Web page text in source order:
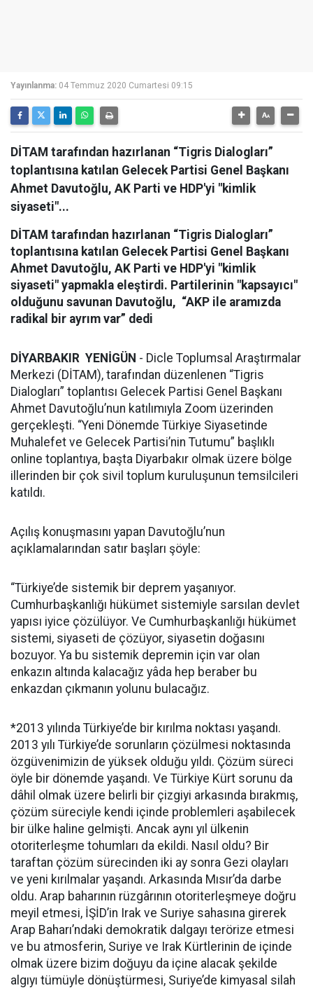
Yayınlanma: 04 Temmuz 2020 Cumartesi 09:15
DİTAM tarafından hazırlanan “Tigris Dialogları”
toplantısına katılan Gelecek Partisi Genel Başkanı
Ahmet Davutoğlu, AK Parti ve HDP'yi "kimlik
siyaseti"...
DİTAM tarafından hazırlanan “Tigris Dialogları”
toplantısına katılan Gelecek Partisi Genel Başkanı
Ahmet Davutoğlu, AK Parti ve HDP'yi "kimlik
siyaseti" yapmakla eleştirdi. Partilerinin "kapsayıcı"
olduğunu savunan Davutoğlu, “AKP ile aramızda
radikal bir ayrım var” dedi
DİYARBAKIR YENİGÜN - Dicle Toplumsal Araştırmalar
Merkezi (DİTAM), tarafından düzenlenen “Tigris
Dialogları” toplantısı Gelecek Partisi Genel Başkanı
Ahmet Davutoğlu’nun katılımıyla Zoom üzerinden
gerçekleşti. “Yeni Dönemde Türkiye Siyasetinde
Muhalefet ve Gelecek Partisi’nin Tutumu” başlıklı
online toplantıya, başta Diyarbakır olmak üzere bölge
illerinden bir çok sivil toplum kuruluşunun temsilcileri
katıldı.
Açılış konuşmasını yapan Davutoğlu’nun
açıklamalarından satır başları şöyle:
“Türkiye’de sistemik bir deprem yaşanıyor.
Cumhurbaşkanlığı hükümet sistemiyle sarsılan devlet
yapısı iyice çözülüyor. Ve Cumhurbaşkanlığı hükümet
sistemi, siyaseti de çözüyor, siyasetin doğasını
bozuyor. Ya bu sistemik depremin için var olan
enkazın altında kalacağız yâda hep beraber bu
enkazdan çıkmanın yolunu bulacağız.
*2013 yılında Türkiye’de bir kırılma noktası yaşandı.
2013 yılı Türkiye’de sorunların çözülmesi noktasında
özgüvenimizin de yüksek olduğu yıldı. Çözüm süreci
öyle bir dönemde yaşandı. Ve Türkiye Kürt sorunu da
dâhil olmak üzere belirli bir çizgiyi arkasında bırakmış,
çözüm süreciyle kendi içinde problemleri aşabilecek
bir ülke haline gelmişti. Ancak aynı yıl ülkenin
otoriterleşme tohumları da ekildi. Nasıl oldu? Bir
taraftan çözüm sürecinden iki ay sonra Gezi olayları
ve yeni kırılmalar yaşandı. Arkasında Mısır’da darbe
oldu. Arap baharının rüzgârının otoriterleşmeye doğru
meyil etmesi, İŞİD’in Irak ve Suriye sahasına girerek
Arap Baharı’ndaki demokratik dalgayı terörize etmesi
ve bu atmosferin, Suriye ve Irak Kürtlerinin de içinde
olmak üzere bizim doğuyu da içine alacak şekilde
algıyı tümüyle dönüştürmesi, Suriye’de kimyasal silah